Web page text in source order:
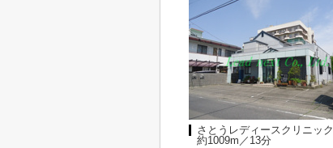
さとうレディースクリニック
約1009m／13分